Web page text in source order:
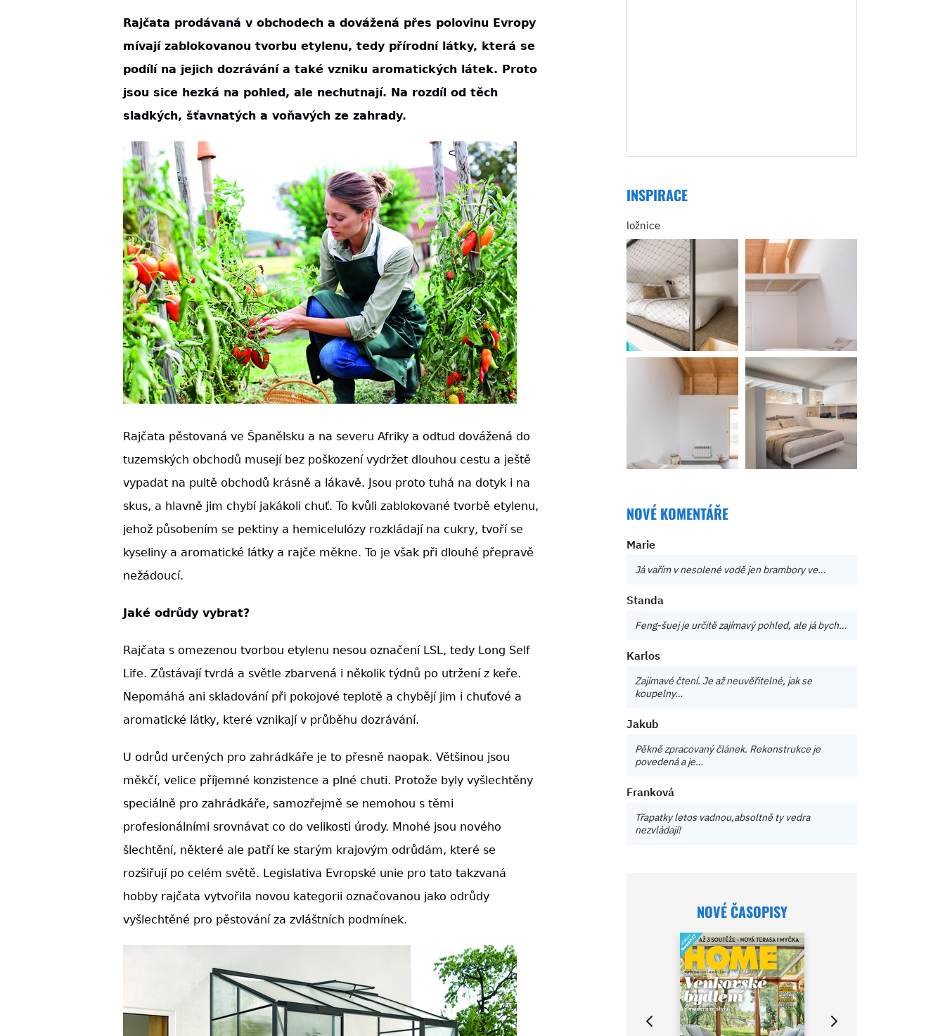
Rajčata prodávaná v obchodech a dovážená přes polovinu Evropy
mívají zablokovanou tvorbu etylenu, tedy přírodní látky, která se
podílí na jejich dozrávání a také vzniku aromatických látek. Proto
jsou sice hezká na pohled, ale nechutnají. Na rozdíl od těch
sladkých, šťavnatých a voňavých ze zahrady.
Rajčata pěstovaná ve Španělsku a na severu Afriky a odtud dovážená do
tuzemských obchodů musejí bez poškození vydržet dlouhou cestu a ještě
vypadat na pultě obchodů krásně a lákavě. Jsou proto tuhá na dotyk i na
skus, a hlavně jim chybí jakákoli chuť. To kvůli zablokované tvorbě etylenu,
jehož působením se pektiny a hemicelulózy rozkládají na cukry, tvoří se
kyseliny a aromatické látky a rajče měkne. To je však při dlouhé přepravě
nežádoucí.
Jaké odrůdy vybrat?
Rajčata s omezenou tvorbou etylenu nesou označení LSL, tedy Long Self
Life. Zůstávají tvrdá a světle zbarvená i několik týdnů po utržení z keře.
Nepomáhá ani skladování při pokojové teplotě a chybějí jim i chuťové a
aromatické látky, které vznikají v průběhu dozrávání.
U odrůd určených pro zahrádkáře je to přesně naopak. Většinou jsou
měkčí, velice příjemné konzistence a plné chuti. Protože byly vyšlechtěny
speciálně pro zahrádkáře, samozřejmě se nemohou s těmi
profesionálními srovnávat co do velikosti úrody. Mnohé jsou nového
šlechtění, některé ale patří ke starým krajovým odrůdám, které se
rozšiřují po celém světě. Legislativa Evropské unie pro tato takzvaná
hobby rajčata vytvořila novou kategorii označovanou jako odrůdy
vyšlechtěné pro pěstování za zvláštních podmínek.
INSPIRACE
ložnice
NOVÉ KOMENTÁŘE
Marie
Já vařím v nesolené vodě jen brambory ve…
Standa
Feng-šuej je určitě zajímavý pohled, ale já bych…
Karlos
Zajímavé čtení. Je až neuvěřitelné, jak se
koupelny…
Jakub
Pěkně zpracovaný článek. Rekonstrukce je
povedená a je…
Franková
Třapatky letos vadnou,absoltně ty vedra
nezvládají!
NOVÉ ČASOPISY